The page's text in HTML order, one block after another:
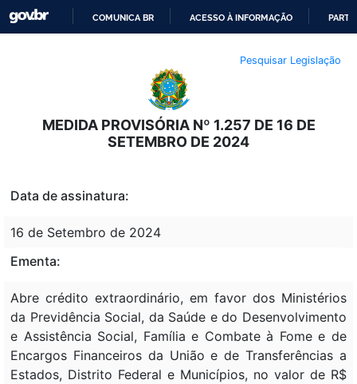
O
CONTEÚDO
COMUNICA BR ACESSO À INFORMAÇÃO
Pesquisar Legislação
MEDIDA PROVISÓRIA Nº 1.257 DE 16 DE
SETEMBRO DE 2024
Data de assinatura:
16 de Setembro de 2024
Ementa:
Abre crédito extraordinário, em favor dos Ministérios
da Previdência Social, da Saúde e do Desenvolvimento
e Assistência Social, Família e Combate à Fome e de
Encargos Financeiros da União e de Transferências a
Estados, Distrito Federal e Municípios, no valor de R$